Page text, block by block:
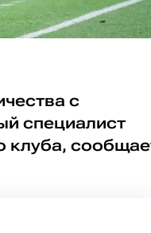
с
специалист
клуба,